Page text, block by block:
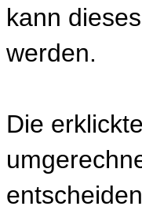
kann
werden.
Die